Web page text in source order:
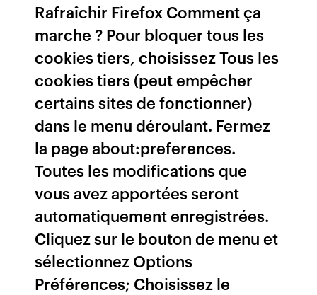
Rafraîchir Firefox Comment ça
marche ? Pour bloquer tous les
cookies tiers, choisissez Tous les
cookies tiers (peut empêcher
certains sites de fonctionner)
dans le menu déroulant. Fermez
la page about:preferences.
Toutes les modifications que
vous avez apportées seront
automatiquement enregistrées.
Cliquez sur le bouton de menu et
sélectionnez Options
Préférences; Choisissez le